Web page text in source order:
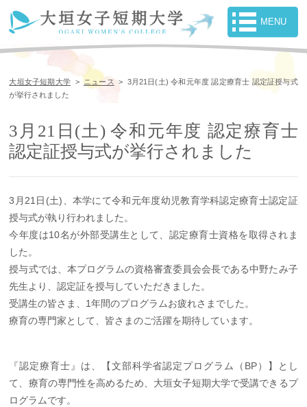
大垣女子短期大学 > ニュース > 3月21日(土) 令和元年度 認定療育士 認定証授与式
が挙行されました
3月21日(土) 令和元年度 認定療育士
認定証授与式が挙行されました
3月21日(土)、本学にて令和元年度幼児教育学科認定療育士認定証
授与式が執り行われました。
今年度は10名が外部受講生として、認定療育士資格を取得されま
した。
授与式では、本プログラムの資格審査委員会会長である中野たみ子
先生より、認定証を授与していただきました。
受講生の皆さま、1年間のプログラムお疲れさまでした。
療育の専門家として、皆さまのご活躍を期待しています。
『認定療育士』は、【文部科学省認定プログラム（BP）】とし
て、療育の専門性を高めるため、大垣女子短期大学で受講できるプ
ログラムです。